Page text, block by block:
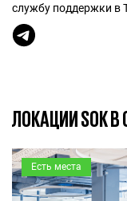
службу поддержки в
ЛОКАЦИИ SOK В
Есть места